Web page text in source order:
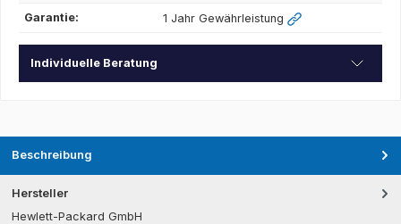
Garantie: 1 Jahr Gewährleistung
Individuelle Beratung
Beschreibung
Hersteller
Hewlett-Packard GmbH